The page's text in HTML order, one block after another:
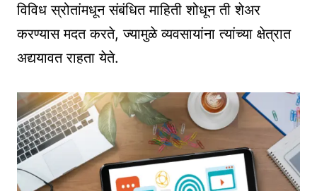
विविध स्रोतांमधून संबंधित माहिती शोधून ती शेअर
करण्यास मदत करते, ज्यामुळे व्यवसायांना त्यांच्या क्षेत्रात
अद्ययावत राहता येते.